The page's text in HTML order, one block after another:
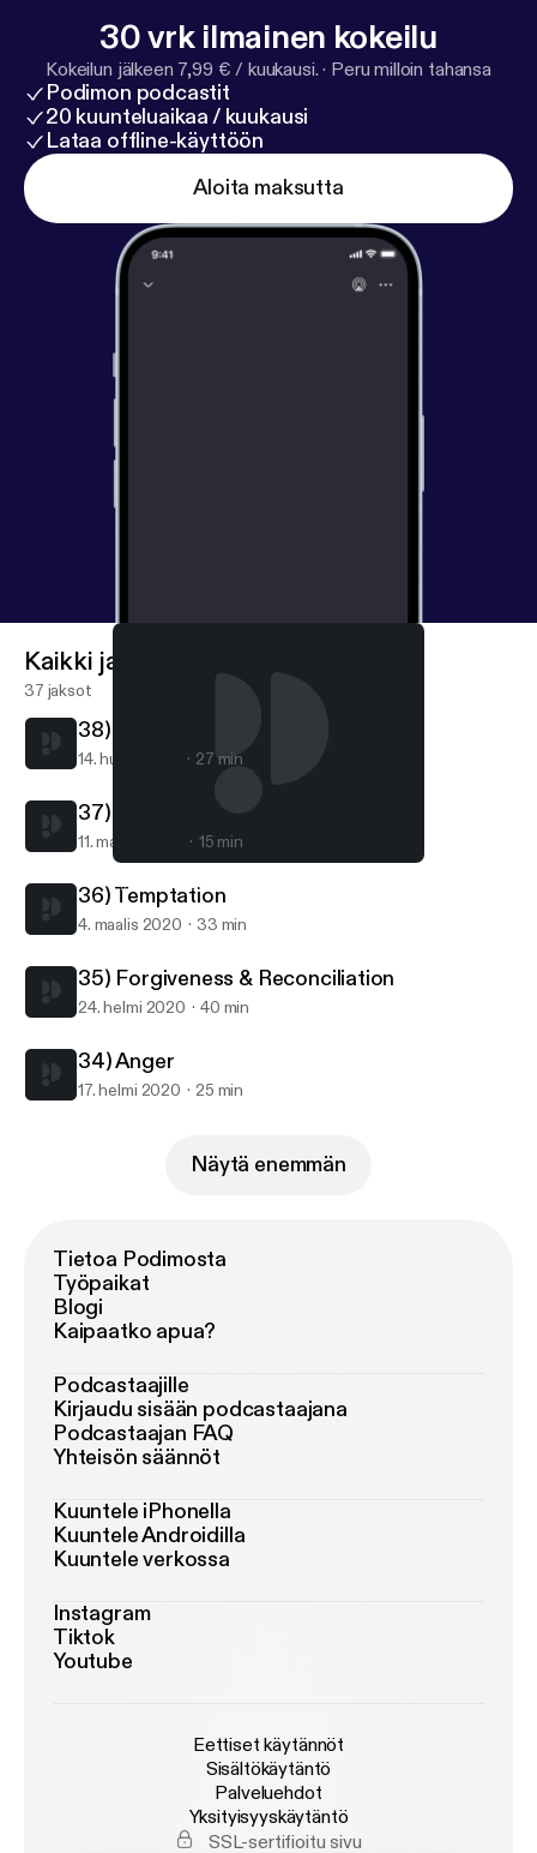
30 vrk ilmainen kokeilu
Kokeilun jälkeen 7,99 € / kuukausi. · Peru milloin tahansa
Podimon podcastit
20 kuunteluaikaa / kuukausi
Lataa offline-käyttöön
Aloita maksutta
Hold Fast Podcast
Kaikki jaksot
37 jaksot
38) Real Talk 3: In A Pandemic
14. huhti 2020 27 min
37) Eyes to Jesus
11. maalis 2020 15 min
36) Temptation
4. maalis 2020 33 min
35) Forgiveness & Reconciliation
24. helmi 2020 40 min
34) Anger
17. helmi 2020 25 min
Näytä enemmän
Tietoa Podimosta
Työpaikat
Blogi
Kaipaatko apua?
Podcastaajille
Kirjaudu sisään podcastaajana
Podcastaajan FAQ
Yhteisön säännöt
Kuuntele iPhonella
Kuuntele Androidilla
Kuuntele verkossa
Instagram
Tiktok
Youtube
Eettiset käytännöt
Sisältökäytäntö
Palveluehdot
Yksityisyyskäytäntö
SSL-sertifioitu sivu